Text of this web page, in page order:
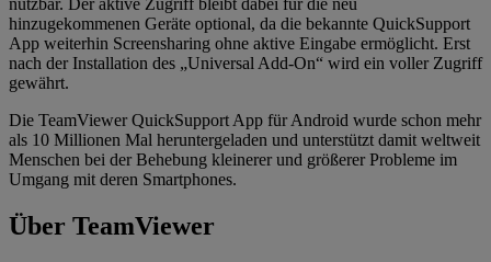
nutzbar. Der aktive Zugriff bleibt dabei für die neu
hinzugekommenen Geräte optional, da die bekannte QuickSupport
App weiterhin Screensharing ohne aktive Eingabe ermöglicht. Erst
nach der Installation des „Universal Add-On“ wird ein voller Zugriff
gewährt.
Die TeamViewer QuickSupport App für Android wurde schon mehr
als 10 Millionen Mal heruntergeladen und unterstützt damit weltweit
Menschen bei der Behebung kleinerer und größerer Probleme im
Umgang mit deren Smartphones.
Über TeamViewer